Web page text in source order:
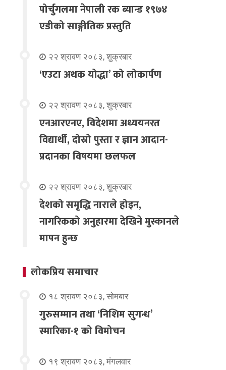
पोर्चुगलमा नेपाली रक ब्यान्ड १९७४
एडीको साङ्गीतिक प्रस्तुति
२२ श्रावण २०८३, शुक्रबार
‘एउटा अथक योद्धा’ को लोकार्पण
२२ श्रावण २०८३, शुक्रबार
एनआरएनए, विदेशमा अध्ययनरत
विद्यार्थी, दोस्रो पुस्ता र ज्ञान आदान-
प्रदानका विषयमा छलफल
२२ श्रावण २०८३, शुक्रबार
देशको समृद्धि नाराले होइन,
नागरिकको अनुहारमा देखिने मुस्कानले
मापन हुन्छ
लोकप्रिय समाचार
१८ श्रावण २०८३, सोमबार
गुरुसम्मान तथा ‘निशिम सुगन्ध’
स्मारिका-१ को विमोचन
१९ श्रावण २०८३, मंगलवार